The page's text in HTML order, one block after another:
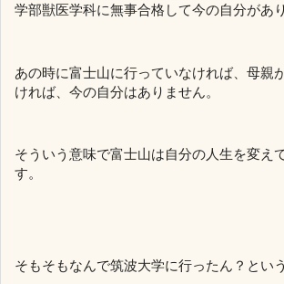
学部獣医学科に無事合格して今の自分があ
あの時に富士山に行っていなければ、母親
ければ、今の自分はありません。
そういう意味で富士山は自分の人生を変え
す。
そもそもなんで筑波大学に行ったん？とい